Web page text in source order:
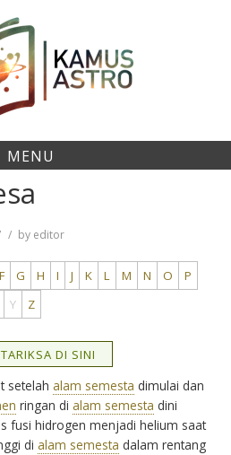
MENU
by editor
F G H I J K L M N O
P
Y Z
DI SINI
setelah alam semesta dimulai dan
ringan di alam semesta dini
fusi hidrogen menjadi helium saat
di alam semesta dalam rentang